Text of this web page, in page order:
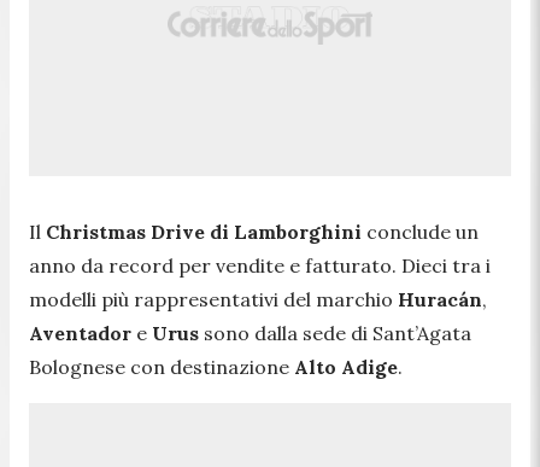
Il Christmas Drive di Lamborghini conclude un
anno da record per vendite e fatturato. Dieci tra i
modelli più rappresentativi del marchio Huracán,
Aventador e Urus sono dalla sede di Sant’Agata
Bolognese con destinazione Alto Adige.